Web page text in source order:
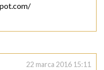
22 marca 2016 15:11